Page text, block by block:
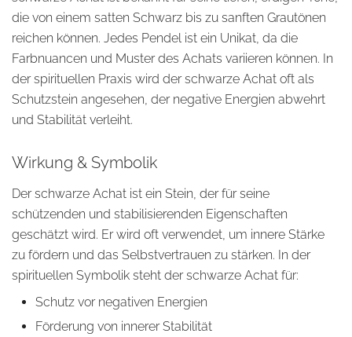
die von einem satten Schwarz bis zu sanften Grautönen
reichen können. Jedes Pendel ist ein Unikat, da die
Farbnuancen und Muster des Achats variieren können. In
der spirituellen Praxis wird der schwarze Achat oft als
Schutzstein angesehen, der negative Energien abwehrt
und Stabilität verleiht.
Wirkung & Symbolik
Der schwarze Achat ist ein Stein, der für seine
schützenden und stabilisierenden Eigenschaften
geschätzt wird. Er wird oft verwendet, um innere Stärke
zu fördern und das Selbstvertrauen zu stärken. In der
spirituellen Symbolik steht der schwarze Achat für:
Schutz vor negativen Energien
Förderung von innerer Stabilität